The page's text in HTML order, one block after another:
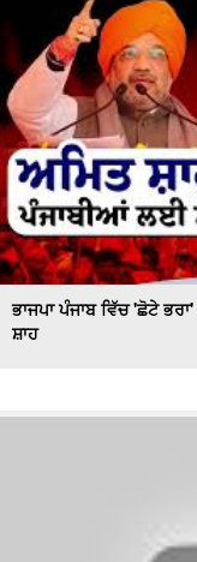
ਭਾਜਪਾ ਪੰਜਾਬ ਵਿੱਚ 'ਛੋਟੇ
ਸ਼ਾਹ